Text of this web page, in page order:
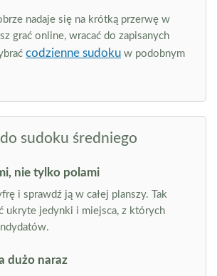
nadaje się na krótką przerwę w
grać online, wracać do zapisanych
codzienne sudoku w podobnym
sudoku średniego
nie tylko polami
i sprawdź ją w całej planszy. Tak
ukryte jedynki i miejsca, z których
dużo naraz